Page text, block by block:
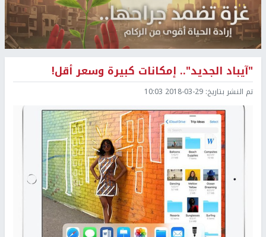
"آيباد الجديد".. إمكانات كبيرة وسعر أقل!
تم النشر بتاريخ: 2018-03-29 10:03